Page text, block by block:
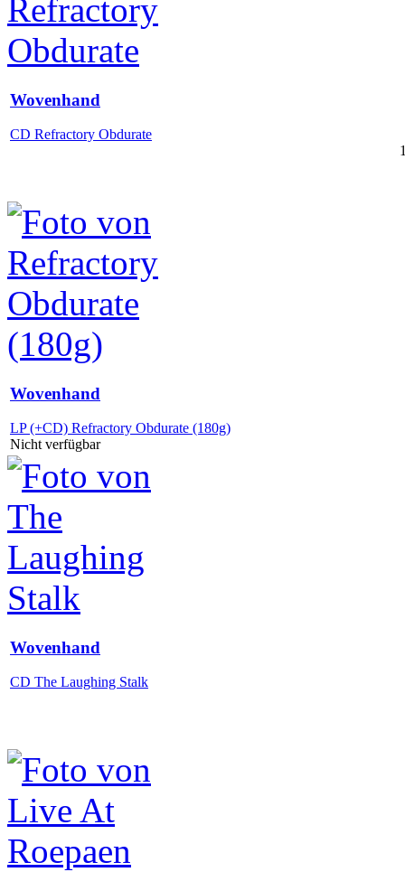
Wovenhand
CD Refractory Obdurate
Wovenhand
LP (+CD) Refractory Obdurate (180g)
Nicht verfügbar
Wovenhand
CD The Laughing Stalk